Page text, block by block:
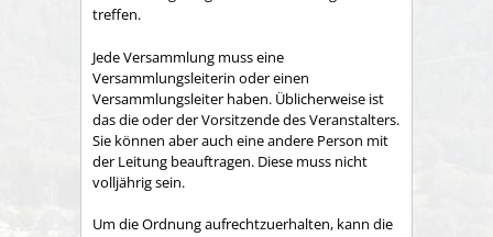
treffen.
Jede Versammlung muss eine
Versammlungsleiterin oder einen
Versammlungsleiter haben. Üblicherweise ist
das die oder der Vorsitzende des Veranstalters.
Sie können aber auch eine andere Person mit
der Leitung beauftragen. Diese muss nicht
volljährig sein.
Um die Ordnung aufrechtzuerhalten, kann die